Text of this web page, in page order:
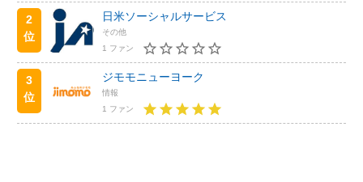
2
位
日米ソーシャルサービス
その他
1 ファン
3
位
ジモモニューヨーク
情報
1 ファン